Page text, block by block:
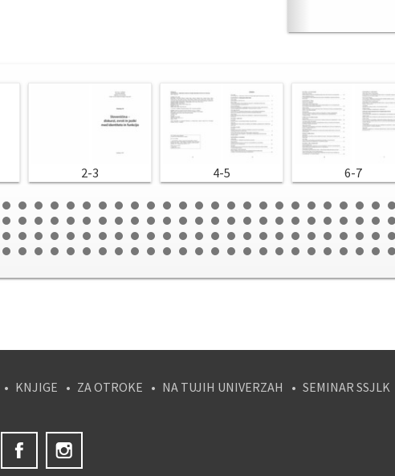
2-3 4-5 6-7
KNJIGE ZA OTROKE NA TUJIH UNIVERZAH SEMINAR SSJLK
Twitter Facebook